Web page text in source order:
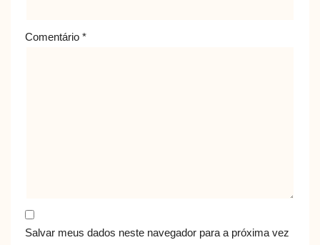
Comentário *
Salvar meus dados neste navegador para a próxima vez